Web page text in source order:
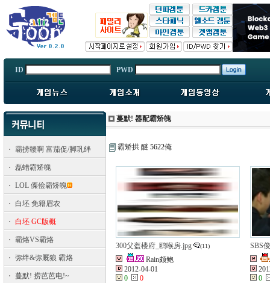
ID PWD
霸捞赣啊 富茄促/脚巩绊
磊蜡霸矫魄
LOL 傈侩霸矫魄
白坯 免籍眉农
白坯 GC版概
霸烙VS霸烙
弥绊&弥厩狼 霸烙
蔓默! 捞芭芭电!~
蔓默! 器配霸矫魄
霸矫拱 醚 5622俺
300父盔楼府_鸥喉房.jpg (11)
Rain颇鲍
2012-04-01
0
0
SBS
0